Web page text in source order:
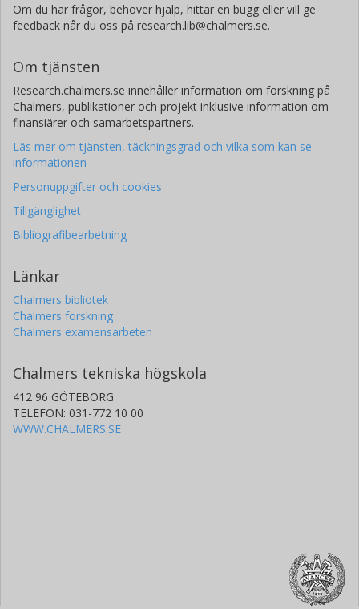
Om du har frågor, behöver hjälp, hittar en bugg eller vill ge
feedback når du oss på research.lib@chalmers.se.
Om tjänsten
Research.chalmers.se innehåller information om forskning på
Chalmers, publikationer och projekt inklusive information om
finansiärer och samarbetspartners.
Läs mer om tjänsten, täckningsgrad och vilka som kan se
informationen
Personuppgifter och cookies
Tillgänglighet
Bibliografibearbetning
Länkar
Chalmers bibliotek
Chalmers forskning
Chalmers examensarbeten
Chalmers tekniska högskola
412 96 GÖTEBORG
TELEFON: 031-772 10 00
WWW.CHALMERS.SE